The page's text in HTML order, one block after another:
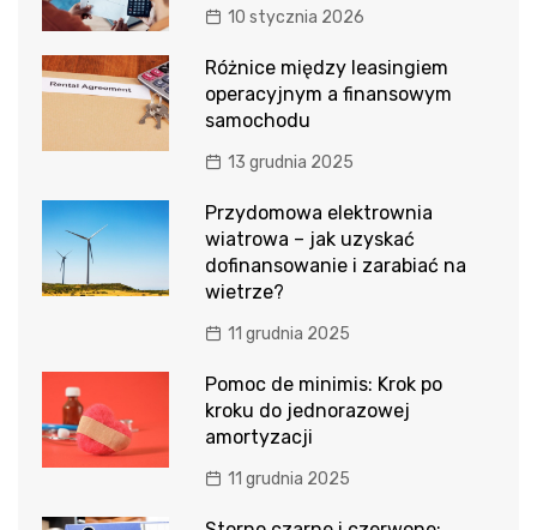
10 stycznia 2026
Różnice między leasingiem
operacyjnym a finansowym
samochodu
13 grudnia 2025
Przydomowa elektrownia
wiatrowa – jak uzyskać
dofinansowanie i zarabiać na
wietrze?
11 grudnia 2025
Pomoc de minimis: Krok po
kroku do jednorazowej
amortyzacji
11 grudnia 2025